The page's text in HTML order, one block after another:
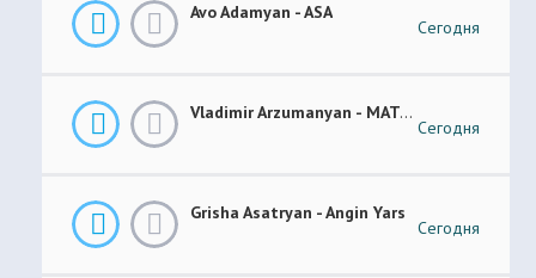
Avo Adamyan - ASA
Сегодня
Vladimir Arzumanyan - MATANI
Сегодня
Grisha Asatryan - Angin Yars
Сегодня